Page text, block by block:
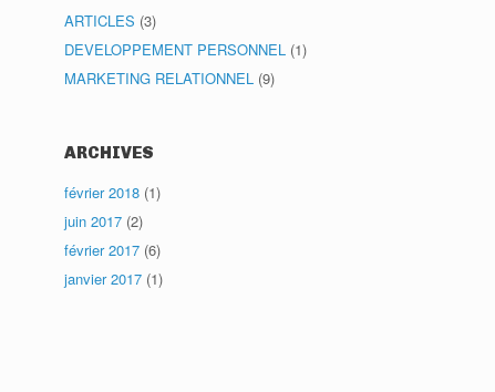
ARTICLES (3)
DEVELOPPEMENT PERSONNEL (1)
MARKETING RELATIONNEL (9)
ARCHIVES
février 2018 (1)
juin 2017 (2)
février 2017 (6)
janvier 2017 (1)